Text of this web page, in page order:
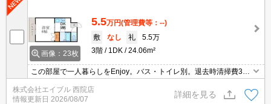
画像：23枚
5.5万円(管理費等：--)
敷
なし 礼
5.5万
3階
1DK 24.06m²
この部屋で一人暮らしをEnjoy。バス・トイレ別。退去時清掃費33,
000円。
株式会社エイブル 西院店
情報更新日 2026/08/07
詳細を見る